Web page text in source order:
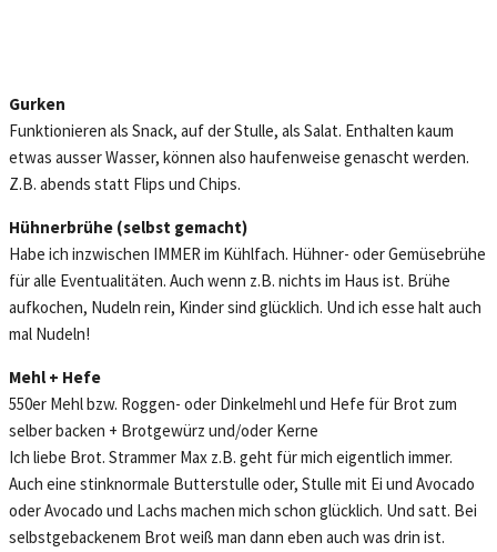
Gurken
Funktionieren als Snack, auf der Stulle, als Salat. Enthalten kaum
etwas ausser Wasser, können also haufenweise genascht werden.
Z.B. abends statt Flips und Chips.
Hühnerbrühe (selbst gemacht)
Habe ich inzwischen IMMER im Kühlfach. Hühner- oder Gemüsebrühe
für alle Eventualitäten. Auch wenn z.B. nichts im Haus ist. Brühe
aufkochen, Nudeln rein, Kinder sind glücklich. Und ich esse halt auch
mal Nudeln!
Mehl + Hefe
550er Mehl bzw. Roggen- oder Dinkelmehl und Hefe für Brot zum
selber backen + Brotgewürz und/oder Kerne
Ich liebe Brot. Strammer Max z.B. geht für mich eigentlich immer.
Auch eine stinknormale Butterstulle oder, Stulle mit Ei und Avocado
oder Avocado und Lachs machen mich schon glücklich. Und satt. Bei
selbstgebackenem Brot weiß man dann eben auch was drin ist.